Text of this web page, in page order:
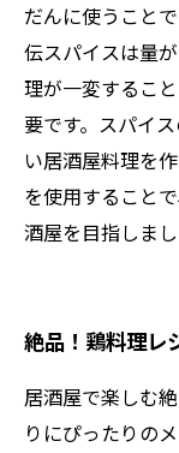
だんに使うこと
伝スパイスは量
理が一変するこ
要です。スパイ
い居酒屋料理を
を使用すること
酒屋を目指しまし
絶品！鶏料理レ
居酒屋で楽しむ
りにぴったりの